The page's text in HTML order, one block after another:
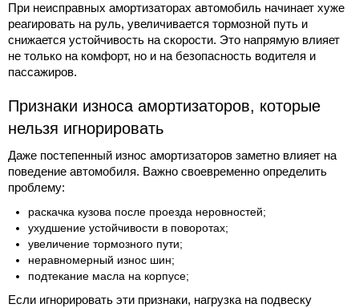
При неисправных амортизаторах автомобиль начинает хуже
реагировать на руль, увеличивается тормозной путь и
снижается устойчивость на скорости. Это напрямую влияет
не только на комфорт, но и на безопасность водителя и
пассажиров.
Признаки износа амортизаторов, которые
нельзя игнорировать
Даже постепенный износ амортизаторов заметно влияет на
поведение автомобиля. Важно своевременно определить
проблему:
раскачка кузова после проезда неровностей;
ухудшение устойчивости в поворотах;
увеличение тормозного пути;
неравномерный износ шин;
подтекание масла на корпусе;
Если игнорировать эти признаки, нагрузка на подвеску